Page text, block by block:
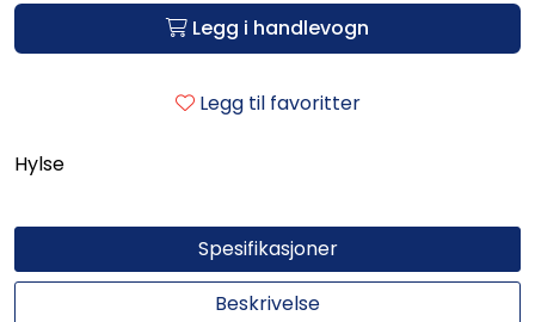
Legg i handlevogn
Legg til favoritter
Hylse
Spesifikasjoner
Beskrivelse